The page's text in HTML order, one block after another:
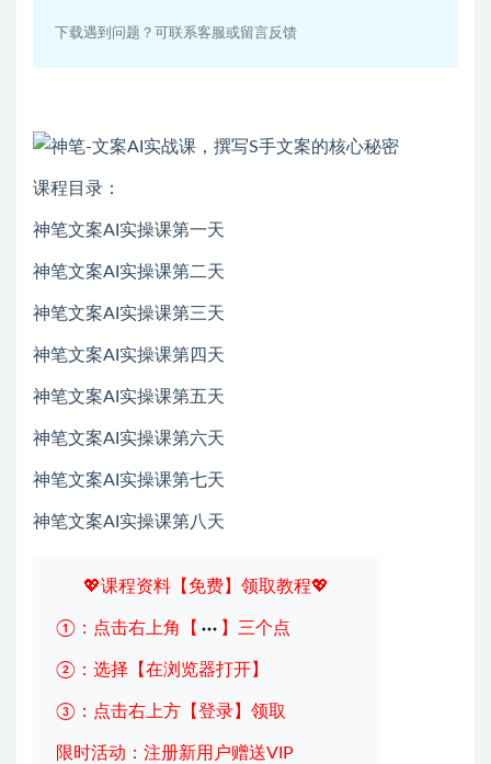
下载遇到问题？可联系客服或留言反馈
课程目录：
神笔文案AI实操课第一天
神笔文案AI实操课第二天
神笔文案AI实操课第三天
神笔文案AI实操课第四天
神笔文案AI实操课第五天
神笔文案AI实操课第六天
神笔文案AI实操课第七天
神笔文案AI实操课第八天
💖课程资料【免费】领取教程💖
①：点击右上角【 】三个点
②：选择【在浏览器打开】
③：点击右上方【登录】领取
限时活动：注册新用户赠送VIP